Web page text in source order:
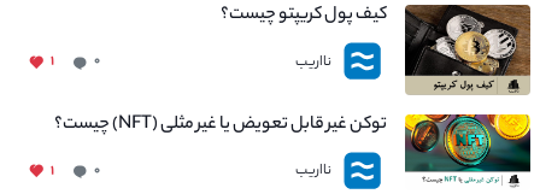
کیف پول کریپتو چیست؟
نااریب ۰ ۱
توکن غیر قابل تعویض یا غیر مثلی (NFT) چیست؟
نااریب ۰ ۱